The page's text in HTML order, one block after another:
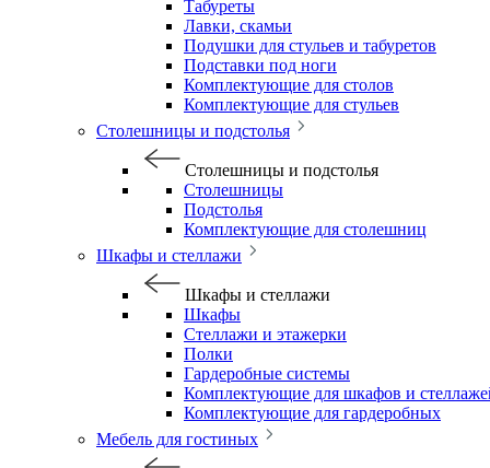
Табуреты
Лавки, скамьи
Подушки для стульев и табуретов
Подставки под ноги
Комплектующие для столов
Комплектующие для стульев
Столешницы и подстолья
Столешницы и подстолья
Столешницы
Подстолья
Комплектующие для столешниц
Шкафы и стеллажи
Шкафы и стеллажи
Шкафы
Стеллажи и этажерки
Полки
Гардеробные системы
Комплектующие для шкафов и
Комплектующие для гардеробных
Мебель для гостиных